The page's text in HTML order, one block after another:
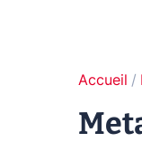
Accueil